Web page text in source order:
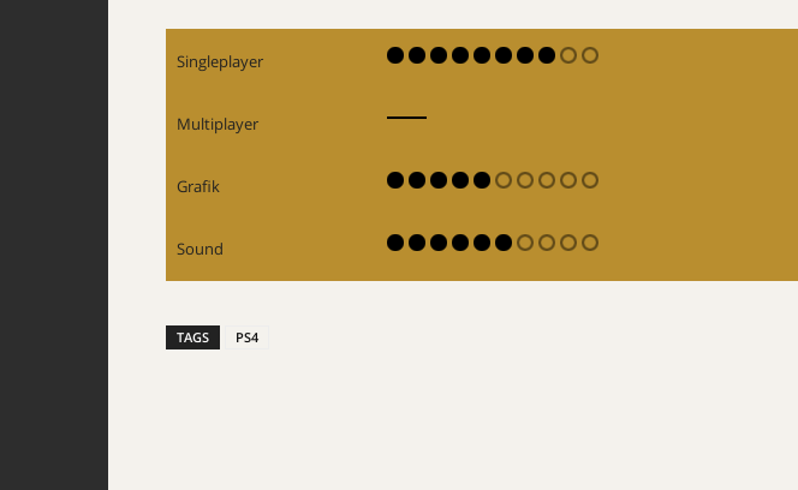
Singleplayer
Multiplayer
Grafik
Sound
TAGS PS4